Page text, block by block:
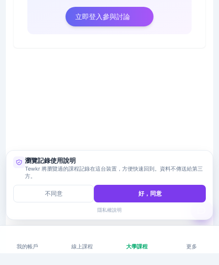
立即登入參與討論
我的帳戶 線上課程 大學課程 更多
瀏覽記錄使用說明
Tewkr 將瀏覽過的課程記錄在這台裝置，方便快速回到。資料不傳送給第三
方。
不同意 好，同意
隱私權說明